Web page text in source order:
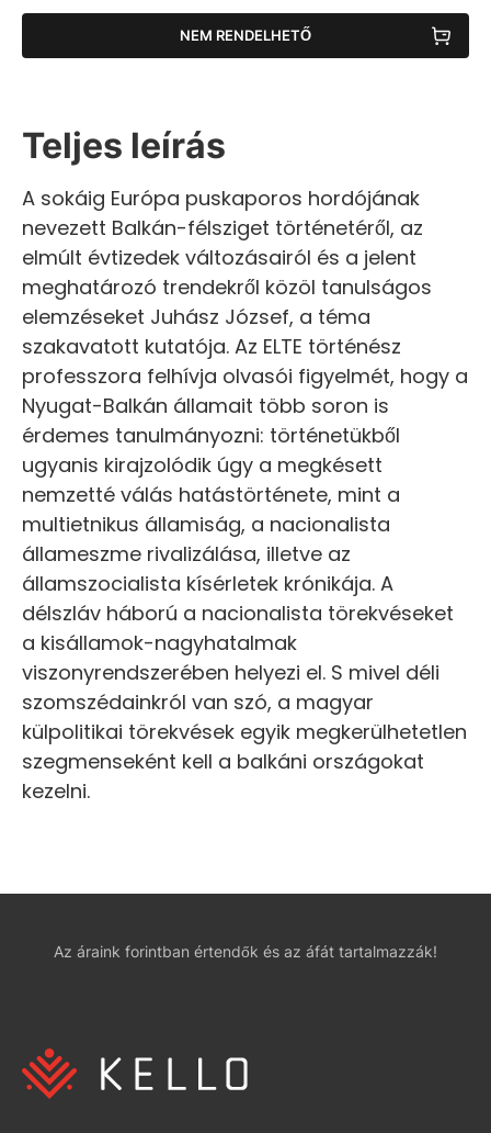
NEM RENDELHETŐ
Teljes leírás
A sokáig Európa puskaporos hordójának
nevezett Balkán-félsziget történetéről, az
elmúlt évtizedek változásairól és a jelent
meghatározó trendekről közöl tanulságos
elemzéseket Juhász József, a téma
szakavatott kutatója. Az ELTE történész
professzora felhívja olvasói figyelmét, hogy a
Nyugat-Balkán államait több soron is
érdemes tanulmányozni: történetükből
ugyanis kirajzolódik úgy a megkésett
nemzetté válás hatástörténete, mint a
multietnikus államiság, a nacionalista
állameszme rivalizálása, illetve az
államszocialista kísérletek krónikája. A
délszláv háború a nacionalista törekvéseket
a kisállamok-nagyhatalmak
viszonyrendszerében helyezi el. S mivel déli
szomszédainkról van szó, a magyar
külpolitikai törekvések egyik megkerülhetetlen
szegmenseként kell a balkáni országokat
kezelni.
Az áraink forintban értendők és az áfát tartalmazzák!